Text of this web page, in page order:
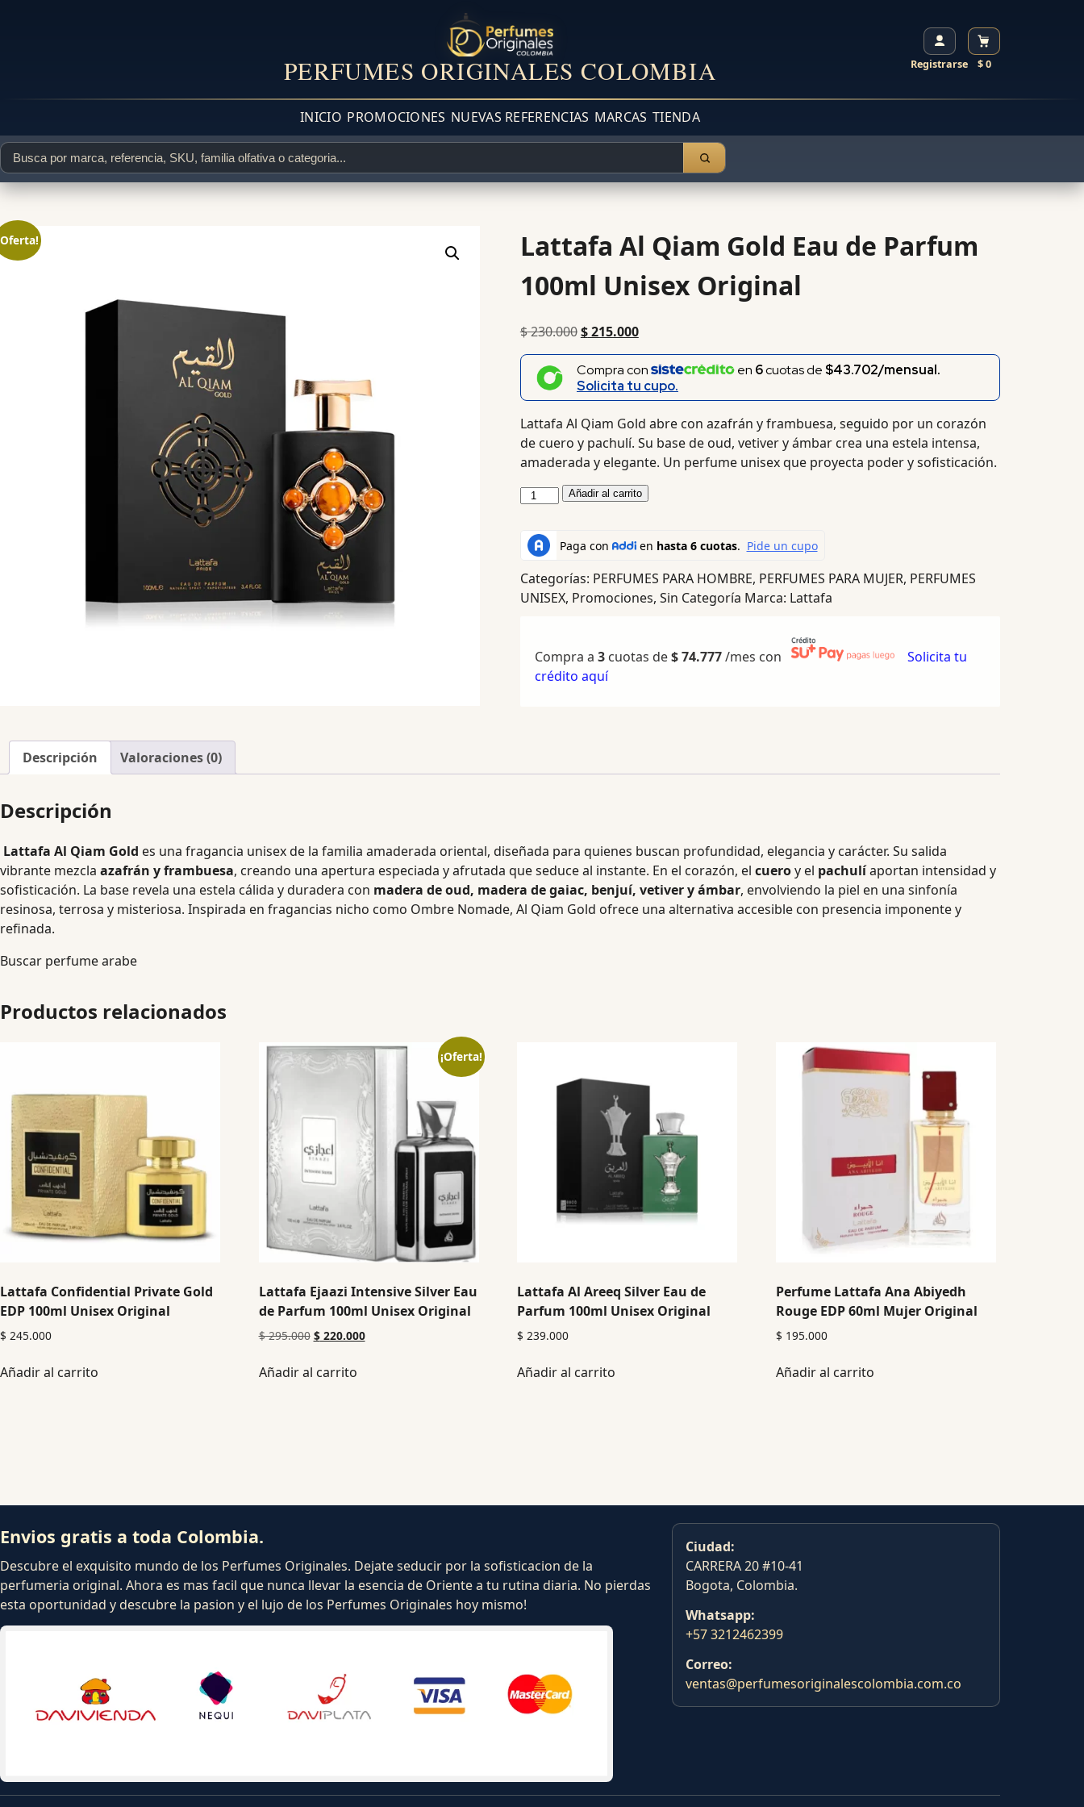
PERFUMES ORIGINALES COLOMBIA Registrarse $ 0
INICIO PROMOCIONES NUEVAS REFERENCIAS MARCAS TIENDA
Lattafa Al Qiam Gold Eau de Parfum
100ml Unisex Original
$230.000$215.000
Compra con en 6cuotas de $43.702/mensual.
Solicita tu cupo.
Lattafa Al Qiam Gold abre con azafrán y frambuesa, seguido por un corazón
de cuero y pachulí. Su base de oud, vetiver y ámbar crea una estela intensa,
amaderada y elegante. Un perfume unisex que proyecta poder y sofisticación.
Añadir al carrito
Categorías: PERFUMES PARA HOMBRE, PERFUMES PARA MUJER, PERFUMES
UNISEX, Promociones, Sin Categoría Marca: Lattafa
Compra a 3cuotas de$74.777/mes con
Solicita tu
crédito aquí
Descripción Valoraciones (0)
Descripción
Lattafa Al Qiam Gold es una fragancia unisex de la familia amaderada oriental, diseñada para quienes buscan profundidad, elegancia y carácter. Su salida
vibrante mezcla azafrán y frambuesa, creando una apertura especiada y afrutada que seduce al instante. En el corazón, el cueroy el pachulíaportan intensidad y
sofisticación. La base revela una estela cálida y duradera con madera de oud, madera de gaiac, benjuí, vetiver y ámbar, envolviendo la piel en una sinfonía
resinosa, terrosa y misteriosa. Inspirada en fragancias nicho como Ombre Nomade, Al Qiam Gold ofrece una alternativa accesible con presencia imponente y
refinada.
Buscar perfume arabe
Productos relacionados
Lattafa Confidential Private Gold
EDP 100ml Unisex Original
$ 245.000
Añadir al carrito
¡Oferta!
Lattafa Ejaazi Intensive Silver Eau
de Parfum 100ml Unisex Original
$295.000 $220.000
Añadir al carrito
Lattafa Al Areeq Silver Eau de
Parfum 100ml Unisex Original
$ 239.000
Añadir al carrito
Perfume Lattafa Ana Abiyedh
Rouge EDP 60ml Mujer Original
$ 195.000
Añadir al carrito
Envios gratis a toda Colombia.
Descubre el exquisito mundo de los Perfumes Originales. Dejate seducir por la sofisticacion de la
perfumeria original. Ahora es mas facil que nunca llevar la esencia de Oriente a tu rutina diaria. No pierdas
esta oportunidad y descubre la pasion y el lujo de los Perfumes Originales hoy mismo!
Ciudad:
CARRERA 20 #10-41
Bogota, Colombia.
Whatsapp:
+57 3212462399
Correo:
ventas@perfumesoriginalescolombia.com.co